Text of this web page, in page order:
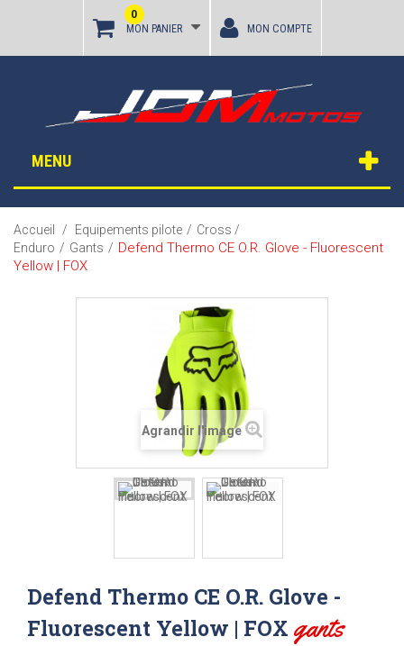
MON PANIER
0
MON COMPTE
MENU
Accueil / Equipements pilote / Cross /
Enduro / Gants / Defend Thermo CE O.R. Glove - Fluorescent
Yellow | FOX
Agrandir l'image
Defend Thermo CE O.R. Glove -
Fluorescent Yellow | FOX gants